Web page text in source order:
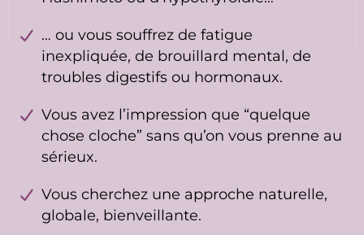
… ou vous souffrez de fatigue
inexpliquée, de brouillard mental, de
troubles digestifs ou hormonaux.
Vous avez l’impression que “quelque
chose cloche” sans qu’on vous prenne au
sérieux.
Vous cherchez une approche naturelle,
globale, bienveillante.